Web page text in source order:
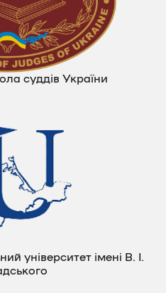
суддів України
університет імені В. І.